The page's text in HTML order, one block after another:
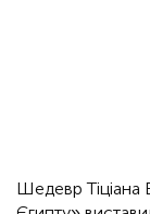
Шедевр Тіціана